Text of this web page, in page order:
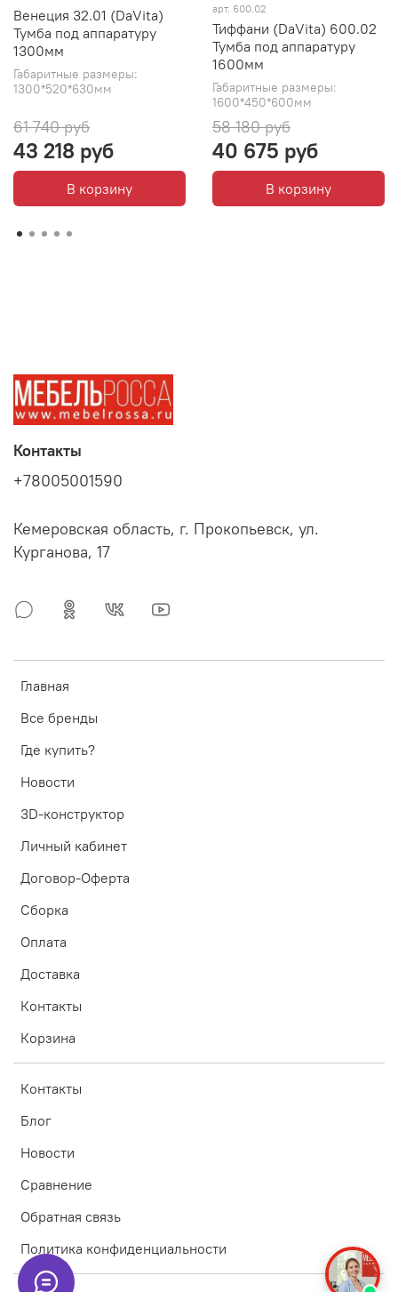
Венеция 32.01 (DaVita)
Тумба под аппаратуру
1300мм
Габаритные размеры:
1300*520*630мм
61 740 руб
43 218 руб
В корзину
арт. 600.02
Тиффани (DaVita) 600.02
Тумба под аппаратуру
1600мм
Габаритные размеры:
1600*450*600мм
58 180 руб
40 675 руб
В корзину
Главная
Все бренды
Где купить?
Новости
3D-конструктор
Личный кабинет
Договор-Оферта
Сборка
Оплата
Доставка
Контакты
Корзина
Контакты
Блог
Новости
Сравнение
Обратная связь
Политика конфиденциальности
Контакты
+78005001590
Кемеровская область, г. Прокопьевск, ул.
Курганова, 17